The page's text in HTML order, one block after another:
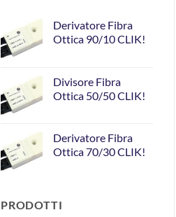
Derivatore Fibra
Ottica 90/10 CLIK!
Divisore Fibra
Ottica 50/50 CLIK!
Derivatore Fibra
Ottica 70/30 CLIK!
PRODOTTI